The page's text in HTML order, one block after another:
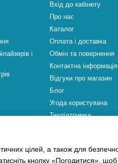
і
Вхід до кабінету
Про нас
Каталог
Оплата і доставка
Обмін та повернення
Контактна інформація
Відгуки про магазин
Блог
Угода користувача
Техпідтримка
цілей, а також для
кнопку «Погодитися», щоб